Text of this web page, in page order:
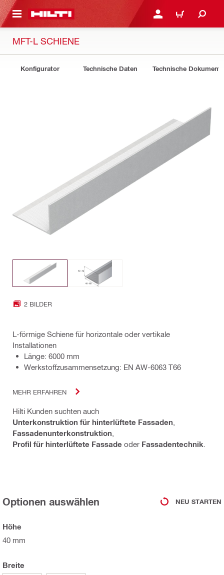
ANMELDEN ODER
WARENKORB
MFT-L SCHIENE
Konfigurator Technische Daten Technische Dokumente
2 BILDER
L-förmige Schiene für horizontale oder vertikale
Installationen
Länge: 6000 mm
Werkstoffzusammensetzung: EN AW-6063 T66
MEHR ERFAHREN
Hilti Kunden suchten auch
Unterkonstruktion für hinterlüftete Fassaden
Fassadenunterkonstruktion
Profil für hinterlüftete Fassade oder Fassadentechnik
Optionen auswählen NEU STARTEN
Höhe
40 mm
Breite